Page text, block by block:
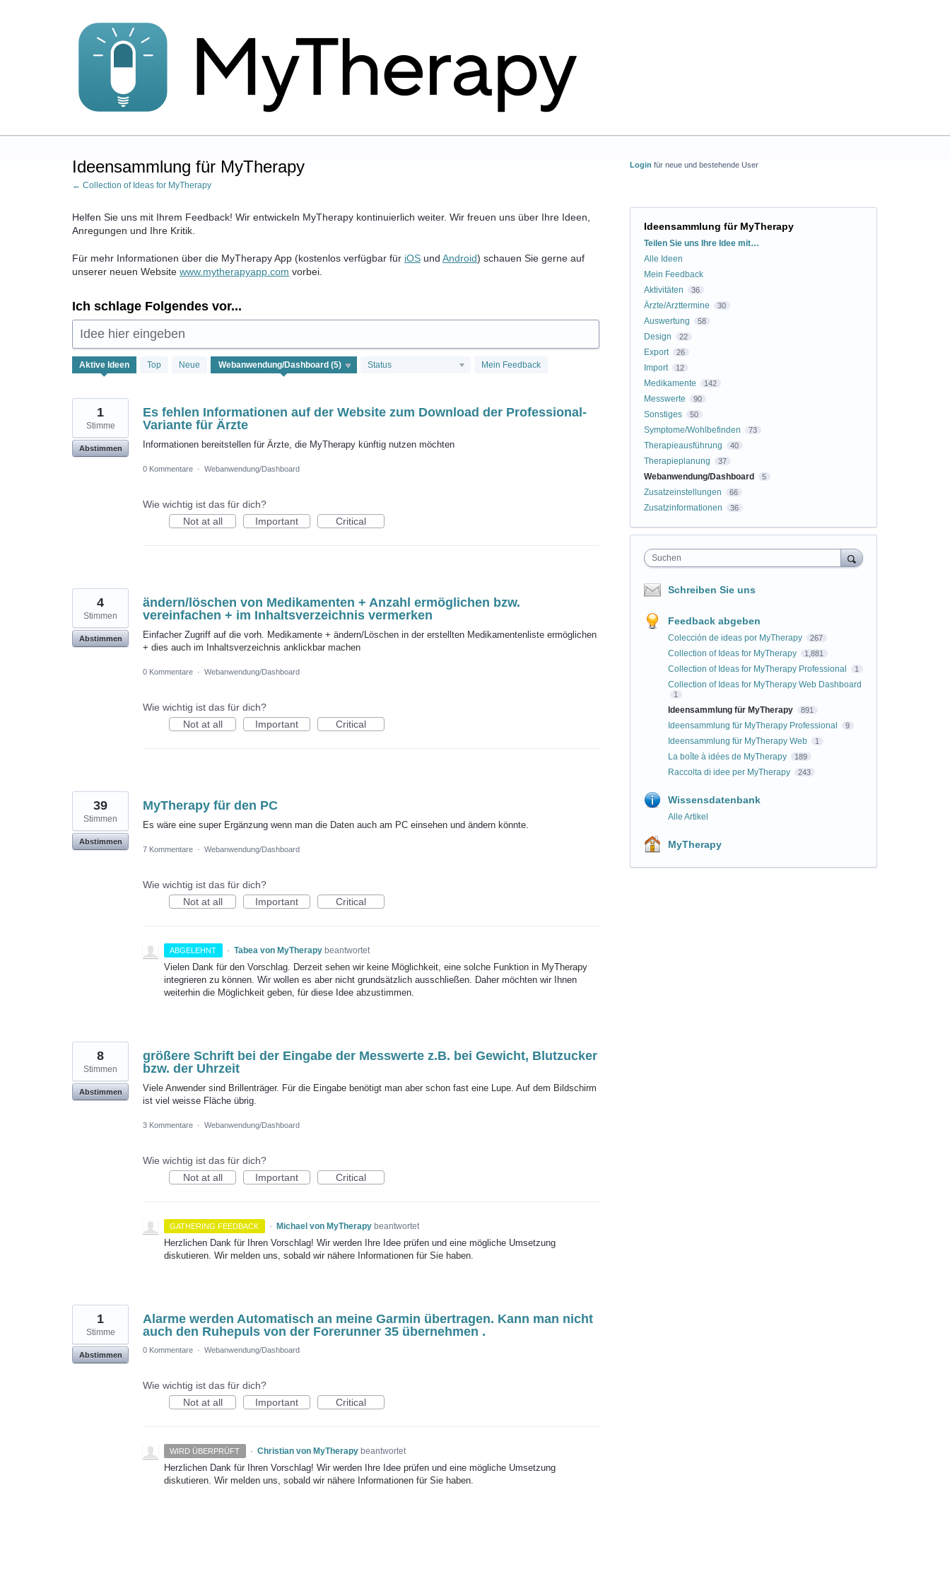
Ideensammlung für MyTherapy
← Collection of Ideas for MyTherapy
Helfen Sie uns mit Ihrem Feedback! Wir entwickeln MyTherapy kontinuierlich weiter. Wir freuen uns über Ihre Ideen,
Anregungen und Ihre Kritik.
Für mehr Informationen über die MyTherapy App (kostenlos verfügbar für iOS und Android) schauen Sie gerne auf
unserer neuen Website www.mytherapyapp.com vorbei.
Ich schlage Folgendes vor...
Idee hier eingeben
Aktive Ideen Top Neue Status Mein Feedback
5
gefundene
Ergebnisse
Es fehlen Informationen auf der Website zum Download der Professional-
Variante für Ärzte
Informationen bereitstellen für Ärzte, die MyTherapy künftig nutzen möchten
1
Stimme
Abstimmen
0 Kommentare · Webanwendung/Dashboard
Wie wichtig ist das für dich?
Not at all
Important Critical
ändern/löschen von Medikamenten + Anzahl ermöglichen bzw.
vereinfachen + im Inhaltsverzeichnis vermerken
Einfacher Zugriff auf die vorh. Medikamente + ändern/Löschen in der erstellten Medikamentenliste ermöglichen
+ dies auch im Inhaltsverzeichnis anklickbar machen
4
Stimmen
Abstimmen
0 Kommentare · Webanwendung/Dashboard
Wie wichtig ist das für dich?
Not at all
Important Critical
MyTherapy für den PC
Es wäre eine super Ergänzung wenn man die Daten auch am PC einsehen und ändern könnte.
39
Stimmen
Abstimmen
7 Kommentare · Webanwendung/Dashboard
Wie wichtig ist das für dich?
Not at all
Important Critical
ABGELEHNT · Tabea von MyTherapy beantwortet
Vielen Dank für den Vorschlag. Derzeit sehen wir keine Möglichkeit, eine solche Funktion in MyTherapy
integrieren zu können. Wir wollen es aber nicht grundsätzlich ausschließen. Daher möchten wir Ihnen
weiterhin die Möglichkeit geben, für diese Idee abzustimmen.
größere Schrift bei der Eingabe der Messwerte z.B. bei Gewicht, Blutzucker
bzw. der Uhrzeit
Viele Anwender sind Brillenträger. Für die Eingabe benötigt man aber schon fast eine Lupe. Auf dem Bildschirm
ist viel weisse Fläche übrig.
8
Stimmen
Abstimmen
3 Kommentare · Webanwendung/Dashboard
Wie wichtig ist das für dich?
Not at all
Important Critical
GATHERING FEEDBACK · Michael von MyTherapy beantwortet
Herzlichen Dank für Ihren Vorschlag! Wir werden Ihre Idee prüfen und eine mögliche Umsetzung
diskutieren. Wir melden uns, sobald wir nähere Informationen für Sie haben.
Alarme werden Automatisch an meine Garmin übertragen. Kann man nicht
auch den Ruhepuls von der Forerunner 35 übernehmen .
1
Stimme
Abstimmen
0 Kommentare · Webanwendung/Dashboard
Wie wichtig ist das für dich?
Not at all
Important Critical
WIRD ÜBERPRÜFT · Christian von MyTherapy beantwortet
Herzlichen Dank für Ihren Vorschlag! Wir werden Ihre Idee prüfen und eine mögliche Umsetzung
diskutieren. Wir melden uns, sobald wir nähere Informationen für Sie haben.
Login für neue und bestehende User
Ideensammlung für MyTherapy
Kategorien
Teilen Sie uns Ihre Idee mit…
Alle Ideen
Mein Feedback
Aktivitäten
36
Ärzte/Arzttermine 30
Auswertung 58
Design 22
Export 26
Import 12
Medikamente 142
Messwerte 90
Sonstiges 50
Symptome/Wohlbefinden 73
Therapieausführung 40
Therapieplanung 37
Webanwendung/Dashboard 5
Zusatzeinstellungen 66
Zusatzinformationen 36
Suchen
Schreiben Sie uns
Feedback abgeben
Colección de ideas por MyTherapy 267
Collection of Ideas for MyTherapy 1,881
Collection of Ideas for MyTherapy Professional 1
Collection of Ideas for MyTherapy Web Dashboard
1
Ideensammlung für MyTherapy 891
Ideensammlung für MyTherapy Professional 9
Ideensammlung für MyTherapy Web 1
La boîte à idées de MyTherapy 189
Raccolta di idee per MyTherapy 243
Wissensdatenbank
Alle Artikel
MyTherapy